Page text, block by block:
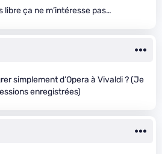
libre ça ne m’intéresse pas…
simplement d’Opera à Vivaldi ? (Je
enregistrées)